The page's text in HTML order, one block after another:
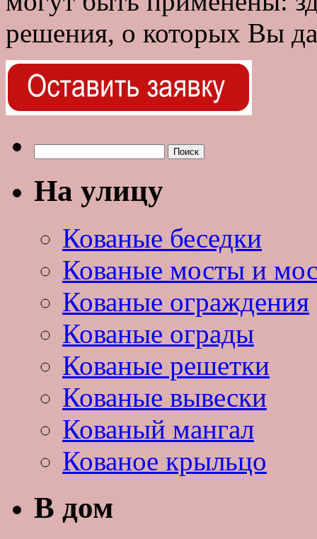
решения, о которых Вы
На улицу
Кованые беседки
Кованые мосты и
Кованые ограждения
Кованые ограды
Кованые решетки
Кованые вывески
Кованый мангал
Кованое крыльцо
В дом